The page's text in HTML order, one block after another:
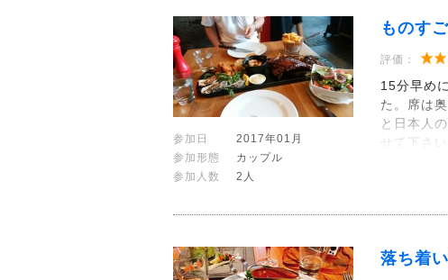
ものす
評価：
15分早め
た。席は
と日本人
せて下さ
参加日
2017年01月
参加形態
カップル
参加人数
2人
落ち着